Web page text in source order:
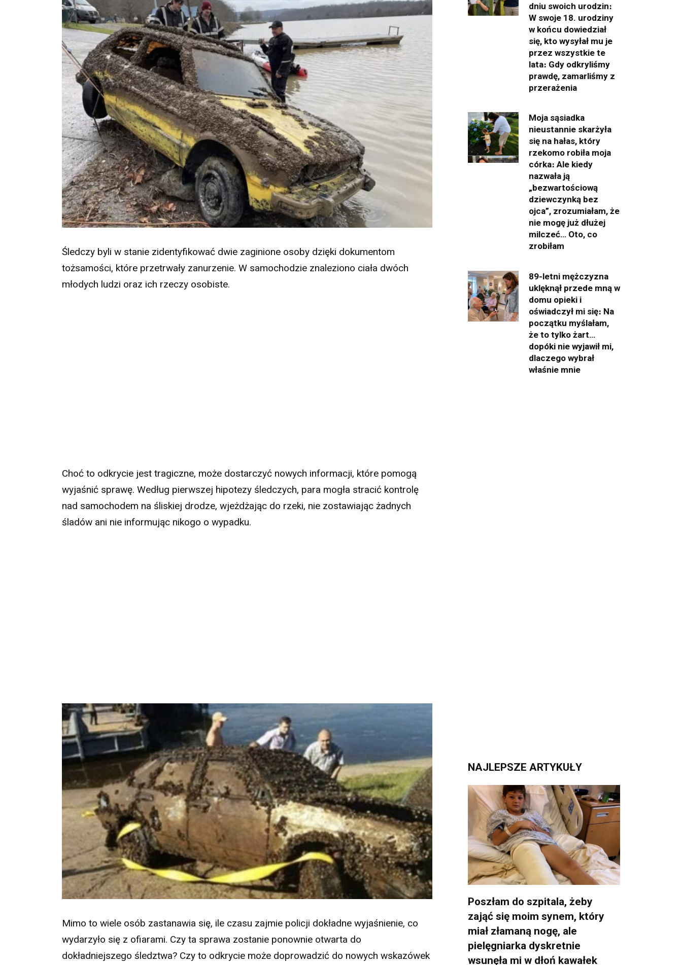
Śledczy byli w stanie zidentyfikować dwie zaginione osoby dzięki dokumentom
tożsamości, które przetrwały zanurzenie. W samochodzie znaleziono ciała dwóch
młodych ludzi oraz ich rzeczy osobiste.
Choć to odkrycie jest tragiczne, może dostarczyć nowych informacji, które pomogą
wyjaśnić sprawę. Według pierwszej hipotezy śledczych, para mogła stracić kontrolę
nad samochodem na śliskiej drodze, wjeżdżając do rzeki, nie zostawiając żadnych
śladów ani nie informując nikogo o wypadku.
Mimo to wiele osób zastanawia się, ile czasu zajmie policji dokładne wyjaśnienie, co
wydarzyło się z ofiarami. Czy ta sprawa zostanie ponownie otwarta do
dokładniejszego śledztwa? Czy to odkrycie może doprowadzić do nowych wskazówek
dniu swoich urodzin։
W swoje 18. urodziny
w końcu dowiedział
się, kto wysyłał mu je
przez wszystkie te
lata։ Gdy odkryliśmy
prawdę, zamarliśmy z
przerażenia
Moja sąsiadka
nieustannie skarżyła
się na hałas, który
rzekomo robiła moja
córka։ Ale kiedy
nazwała ją
„bezwartościową
dziewczynką bez
ojca”, zrozumiałam, że
nie mogę już dłużej
milczeć… Oto, co
zrobiłam
89-letni mężczyzna
uklęknął przede mną w
domu opieki i
oświadczył mi się։ Na
początku myślałam,
że to tylko żart…
dopóki nie wyjawił mi,
dlaczego wybrał
właśnie mnie
NAJLEPSZE ARTYKUŁY
Poszłam do szpitala, żeby
zająć się moim synem, który
miał złamaną nogę, ale
pielęgniarka dyskretnie
wsunęła mi w dłoń kawałek